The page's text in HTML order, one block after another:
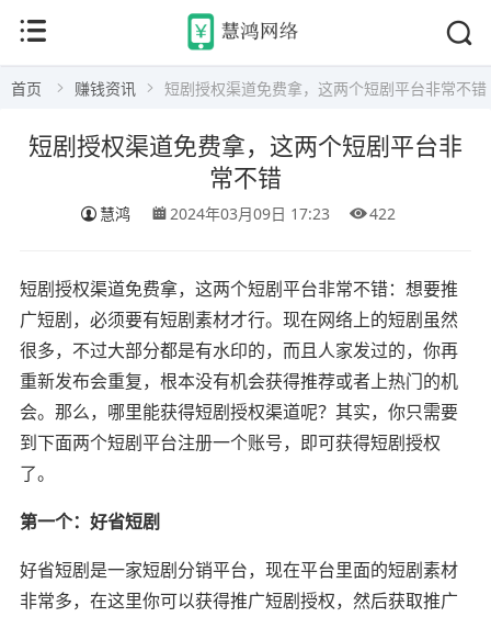
首页 赚钱资讯 短剧授权渠道免费拿，这两个短剧平台非常不错
短剧授权渠道免费拿，这两个短剧平台非
常不错
慧鸿 2024年03月09日 17:23 422
短剧授权渠道免费拿，这两个短剧平台非常不错：想要推
广短剧，必须要有短剧素材才行。现在网络上的短剧虽然
很多，不过大部分都是有水印的，而且人家发过的，你再
重新发布会重复，根本没有机会获得推荐或者上热门的机
会。那么，哪里能获得短剧授权渠道呢？其实，你只需要
到下面两个短剧平台注册一个账号，即可获得短剧授权
了。
第一个：好省短剧
好省短剧是一家短剧分销平台，现在平台里面的短剧素材
非常多，在这里你可以获得推广短剧授权，然后获取推广